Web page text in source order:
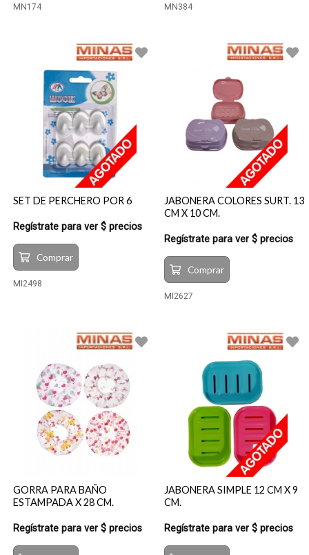
MN174 MN384
SET DE PERCHERO POR 6
Regístrate para ver $ precios
Comprar
MI2498
JABONERA COLORES SURT. 13
CM X 10 CM.
Regístrate para ver $ precios
Comprar
MI2627
GORRA PARA BAÑO
ESTAMPADA X 28 CM.
Regístrate para ver $ precios
JABONERA SIMPLE 12 CM X 9
CM.
Regístrate para ver $ precios